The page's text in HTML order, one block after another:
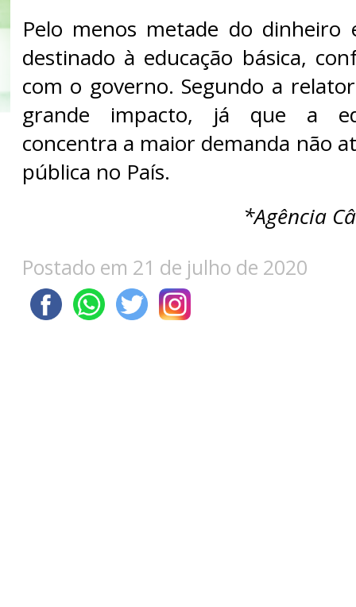
Pelo menos metade do dinheiro
destinado à educação básica,
com o governo. Segundo a
grande impacto, já que a
concentra a maior demanda não
pública no País.
*Agência
Postado em 21 de julho de 2020